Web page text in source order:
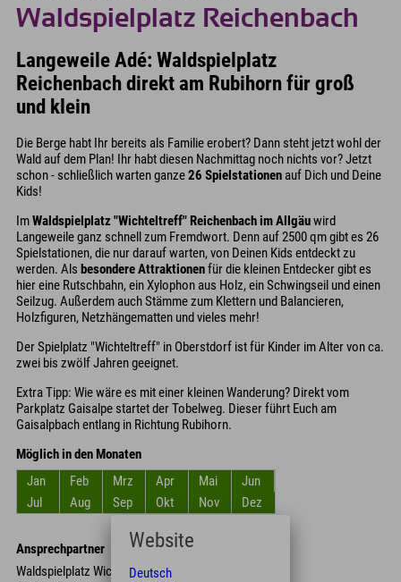
Waldspielplatz Reichenbach
Langeweile Adé: Waldspielplatz
Reichenbach direkt am Rubihorn für groß
und klein
Die Berge habt Ihr bereits als Familie erobert? Dann steht jetzt wohl der
Wald auf dem Plan! Ihr habt diesen Nachmittag noch nichts vor? Jetzt
schon - schließlich warten ganze26 Spielstationen auf Dich und Deine
Kids!
ImWaldspielplatz "Wichteltreff" Reichenbach im Allgäuwird
Langeweile ganz schnell zum Fremdwort. Denn auf 2500 qm gibt es 26
Spielstationen, die nur darauf warten, von Deinen Kids entdeckt zu
werden. Als besondere Attraktionenfür die kleinen Entdecker gibt es
hier eine Rutschbahn, ein Xylophon aus Holz, ein Schwingseil und einen
Seilzug. Außerdem auch Stämme zum Klettern und Balancieren,
Holzfiguren, Netzhängematten und vieles mehr!
Der Spielplatz "Wichteltreff" in Oberstdorf ist für Kinder im Alter von ca.
zwei bis zwölf Jahren geeignet.
Extra Tipp: Wie wäre es mit einer kleinen Wanderung? Direkt vom
Parkplatz Gaisalpe startet der Tobelweg. Dieser führt Euch am
Gaisalpbach entlang in Richtung Rubihorn.
Möglich in den Monaten
Jan
Feb Mrz Apr Mai
Jun
Jul
Aug Sep Okt Nov Dez
Ansprechpartner
Waldspielplatz Wichteltreff Reichenbach
Website
Deutsch